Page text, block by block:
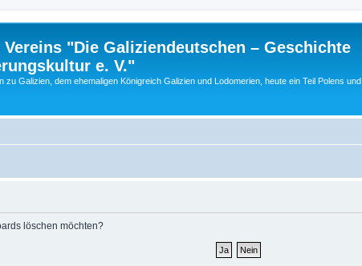
Vereins "Die Galiziendeutschen – Geschichte
e. V."
zu Galizien, dem ehemaligen Königreich Galizien und Lodomerien, heute ein Teil Polens und
löschen möchten?